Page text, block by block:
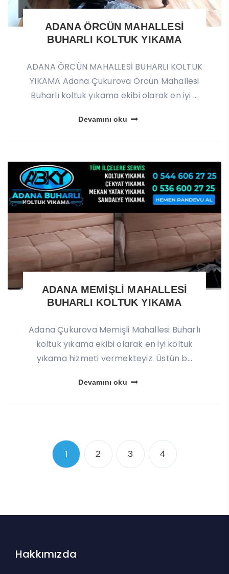
ADANA ÖRCÜN MAHALLESİ
BUHARLI KOLTUK YIKAMA
ADANA ÖRCÜN MAHALLESİ BUHARLI KOLTUK
YIKAMA Adana Çukurova Örcün Mahallesi
Buharlı koltuk yıkama ekibi olarak en iyi ...
Devamını oku
ADANA MEMİŞLİ MAHALLESİ
BUHARLI KOLTUK YIKAMA
Adana Çukurova Memişli Mahallesi Buharlı
koltuk yıkama ekibi olarak en iyi koltuk
yıkama hizmeti vermekteyiz. Üstün b...
Devamını oku
1 2 3 4
Hakkımızda